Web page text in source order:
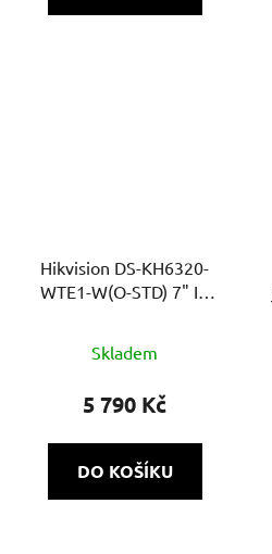
Hikvision DS-KH6320-
WTE1-W(O-STD) 7" IP
hodnocení
produktu
4,7
z
Skladem
5 790 Kč
DO KOŠÍKU